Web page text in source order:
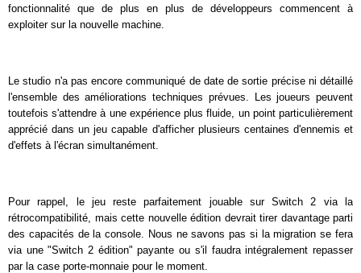
fonctionnalité que de plus en plus de développeurs commencent à
exploiter sur la nouvelle machine.
Le studio n'a pas encore communiqué de date de sortie précise ni détaillé
l'ensemble des améliorations techniques prévues. Les joueurs peuvent
toutefois s'attendre à une expérience plus fluide, un point particulièrement
apprécié dans un jeu capable d'afficher plusieurs centaines d'ennemis et
d'effets à l'écran simultanément.
Pour rappel, le jeu reste parfaitement jouable sur Switch 2 via la
rétrocompatibilité, mais cette nouvelle édition devrait tirer davantage parti
des capacités de la console. Nous ne savons pas si la migration se fera
via une "Switch 2 édition" payante ou s'il faudra intégralement repasser
par la case porte-monnaie pour le moment.